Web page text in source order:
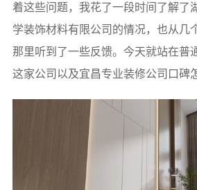
着这些问题，我花了一段时间了解了
学装饰材料有限公司的情况，也从几
那里听到了一些反馈。今天就站在普
这家公司以及宜昌专业装修公司口碑